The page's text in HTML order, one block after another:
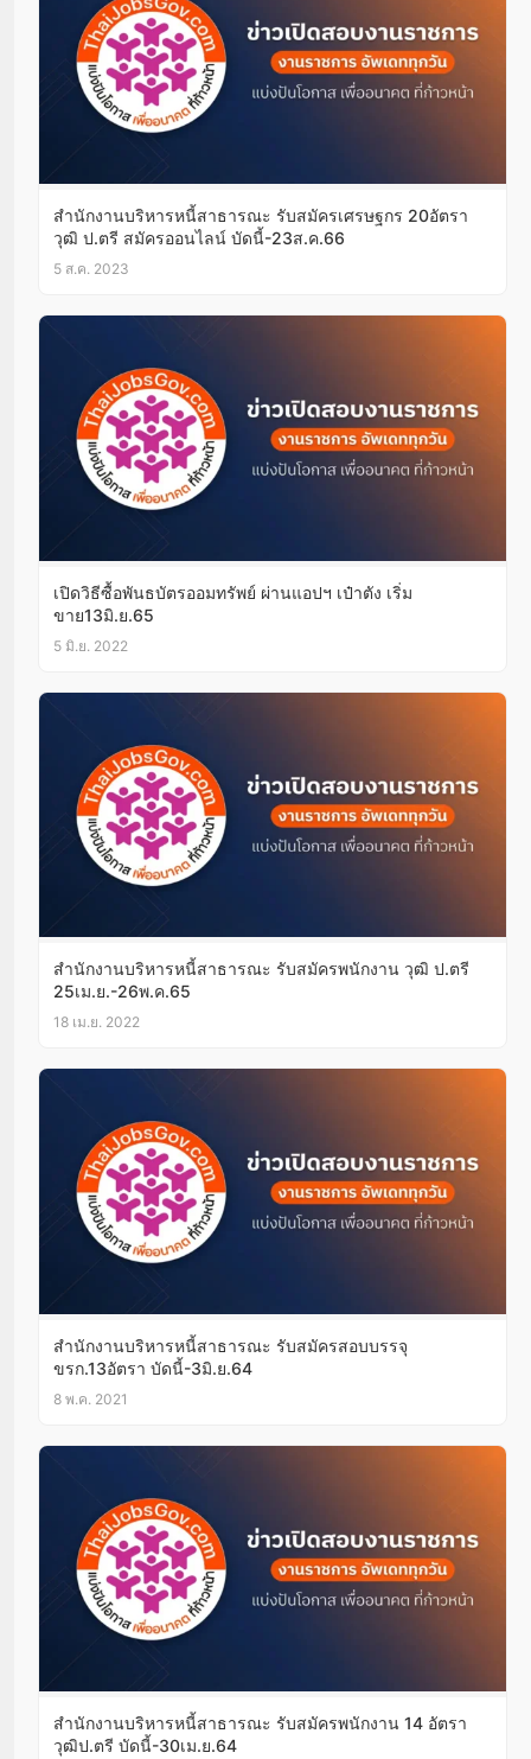
สำนักงานบริหารหนี้สาธารณะ รับสมัครเศรษฐกร 20อัตรา
วุฒิ ป.ตรี สมัครออนไลน์ บัดนี้-23ส.ค.66
5 ส.ค. 2023
เปิดวิธีซื้อพันธบัตรออมทรัพย์ ผ่านแอปฯ เป๋าตัง เริ่ม
ขาย13มิ.ย.65
5 มิ.ย. 2022
สำนักงานบริหารหนี้สาธารณะ รับสมัครพนักงาน วุฒิ ป.ตรี
25เม.ย.-26พ.ค.65
18 เม.ย. 2022
สำนักงานบริหารหนี้สาธารณะ รับสมัครสอบบรรจุ
ขรก.13อัตรา บัดนี้-3มิ.ย.64
8 พ.ค. 2021
สำนักงานบริหารหนี้สาธารณะ รับสมัครพนักงาน 14 อัตรา
วุฒิป.ตรี บัดนี้-30เม.ย.64